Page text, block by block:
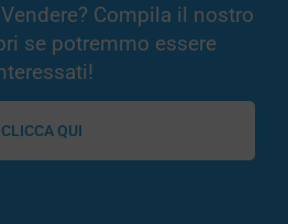
Compila il nostro
se potremmo essere
CLICCA QUI